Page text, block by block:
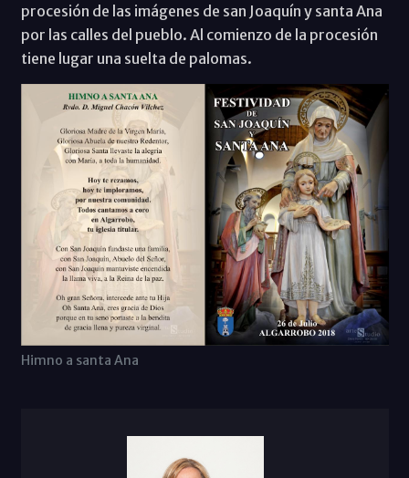
procesión de las imágenes de san Joaquín y santa Ana
por las calles del pueblo. Al comienzo de la procesión
tiene lugar una suelta de palomas.
Himno a santa Ana